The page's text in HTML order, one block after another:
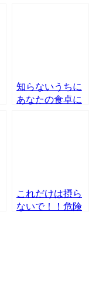
知らないうちに
あなたの食卓に
これだけは摂ら
ないで！！危険